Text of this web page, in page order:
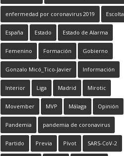
enfermedad por coronavirus 2019 Escolta
España Estado Estado de Alarma
Femenino Formación Gobierno
Gonzalo Micó_Tico-Javier Información
Interior Liga Madrid Mirotic
Movember MVP Málaga Opinión
Pandemia pandemia de coronavirus
Partido Previa Pívot SARS-CoV-2